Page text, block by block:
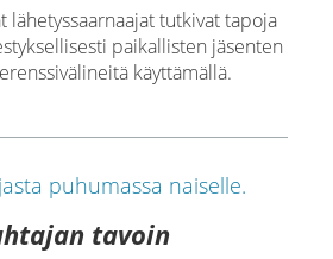
lähetyssaarnaajat tutkivat tapoja
paikallisten jäsenten
käyttämällä.
tavoin